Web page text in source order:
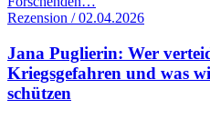
Rezension / 02.04.2026
Jana Puglierin: Wer
Kriegsgefahren und was
schützen